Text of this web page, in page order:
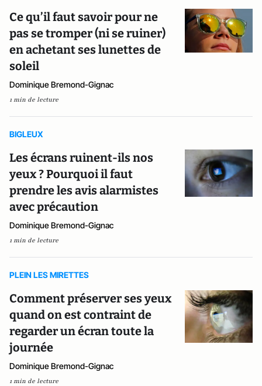
Ce qu’il faut savoir pour ne
pas se tromper (ni se ruiner)
en achetant ses lunettes de
soleil
Dominique Bremond-Gignac
1 min de lecture
BIGLEUX
Les écrans ruinent-ils nos
yeux ? Pourquoi il faut
prendre les avis alarmistes
avec précaution
Dominique Bremond-Gignac
1 min de lecture
PLEIN LES MIRETTES
Comment préserver ses yeux
quand on est contraint de
regarder un écran toute la
journée
Dominique Bremond-Gignac
1 min de lecture